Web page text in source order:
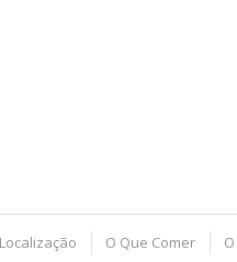
Localização O Que Comer